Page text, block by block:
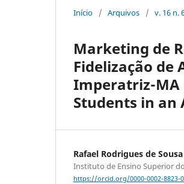
Início / Arquivos / v. 16 n.
Marketing de
Fidelização de
Imperatriz-MA
Students in an
Rafael Rodrigues de
Instituto de Ensino Superior
https://orcid.org/0000-0002-8823-